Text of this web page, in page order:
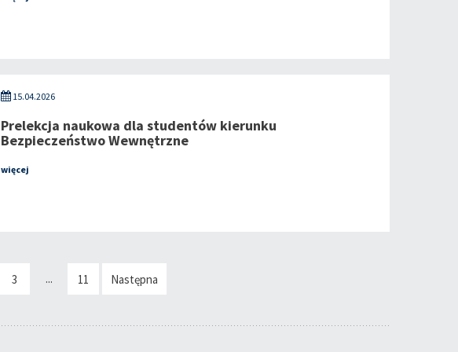
15.04.2026
Prelekcja naukowa dla studentów kierunku
Bezpieczeństwo Wewnętrzne
więcej
3 ... 11 Następna